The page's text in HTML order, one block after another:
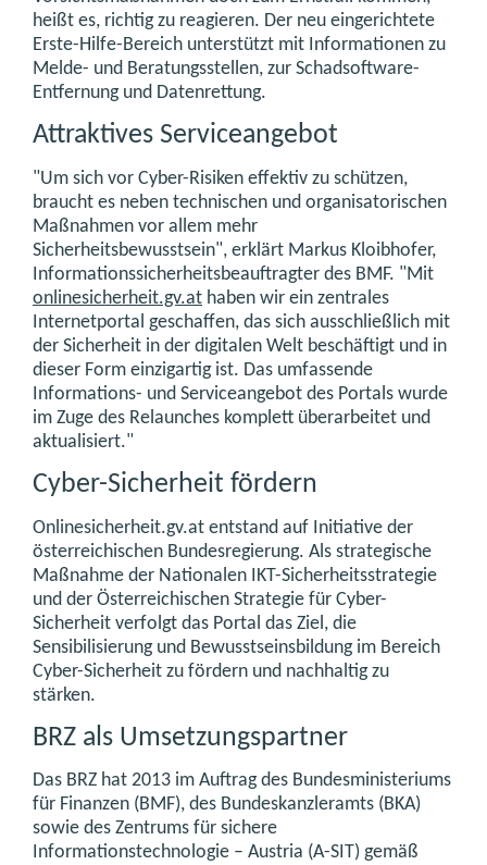
heißt es, richtig zu reagieren. Der neu eingerichtete
Erste-Hilfe-Bereich unterstützt mit Informationen zu
Melde- und Beratungsstellen, zur Schadsoftware-
Entfernung und Datenrettung.
Attraktives Serviceangebot
"Um sich vor Cyber-Risiken effektiv zu schützen,
braucht es neben technischen und organisatorischen
Maßnahmen vor allem mehr
Sicherheitsbewusstsein", erklärt Markus Kloibhofer,
Informationssicherheitsbeauftragter des BMF. "Mit
onlinesicherheit.gv.at haben wir ein zentrales
Internetportal geschaffen, das sich ausschließlich mit
der Sicherheit in der digitalen Welt beschäftigt und in
dieser Form einzigartig ist. Das umfassende
Informations- und Serviceangebot des Portals wurde
im Zuge des Relaunches komplett überarbeitet und
aktualisiert."
Cyber-Sicherheit fördern
Onlinesicherheit.gv.at entstand auf Initiative der
österreichischen Bundesregierung. Als strategische
Maßnahme der Nationalen IKT-Sicherheitsstrategie
und der Österreichischen Strategie für Cyber-
Sicherheit verfolgt das Portal das Ziel, die
Sensibilisierung und Bewusstseinsbildung im Bereich
Cyber-Sicherheit zu fördern und nachhaltig zu
stärken.
BRZ als Umsetzungspartner
Das BRZ hat 2013 im Auftrag des Bundesministeriums
für Finanzen (BMF), des Bundeskanzleramts (BKA)
sowie des Zentrums für sichere
Informationstechnologie – Austria (A-SIT) gemäß